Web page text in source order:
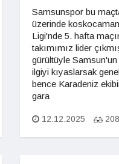
Samsunspor bu
üzerinde
Ligi'nde 5. hafta
takımımız lider
gürültüyle
ilgiyi kıyaslarsak
bence Karadeniz
gara
12.12.2025 208